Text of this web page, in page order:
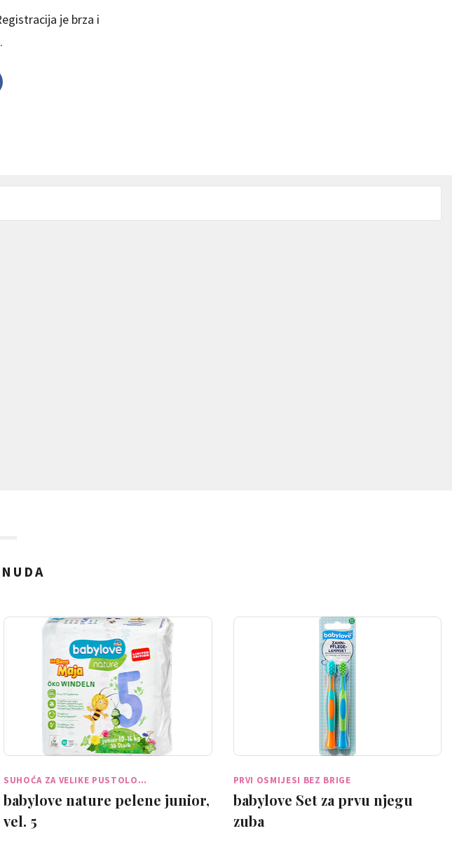
je brza i
SUHOĆA ZA VELIKE PUSTOLO…
babylove nature pelene junior,
vel. 5
PRVI OSMIJESI BEZ BRIGE
babylove Set za prvu njegu
zuba